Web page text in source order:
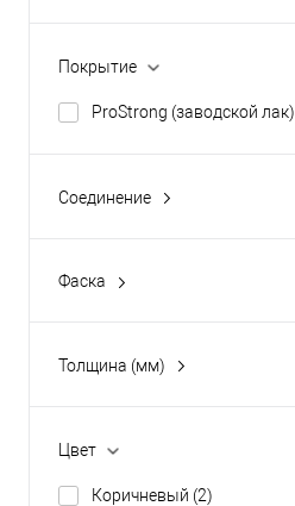
Покрытие
ProStrong (заводской лак)
Соединение
Фаска
Толщина (мм)
Цвет
Коричневый (2)